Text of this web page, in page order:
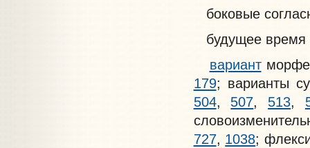
боковые
будущее время
вариант
179; варианты
504, 507, 513,
727, 1038;